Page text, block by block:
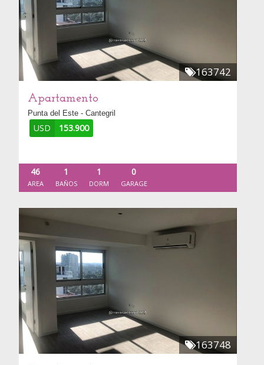
163742
Apartamento
Punta del Este - Cantegril
USD 153.900
46
AREA
1
BAÑOS
1
DORM
0
GARAGE
163748